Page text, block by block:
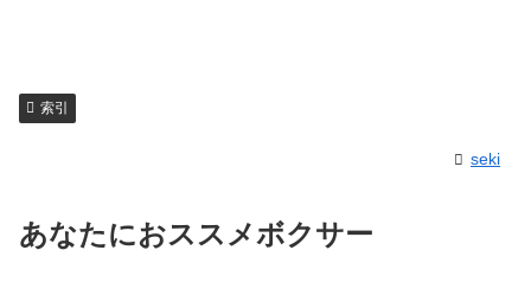
索引
seki
あなたにおススメボクサー